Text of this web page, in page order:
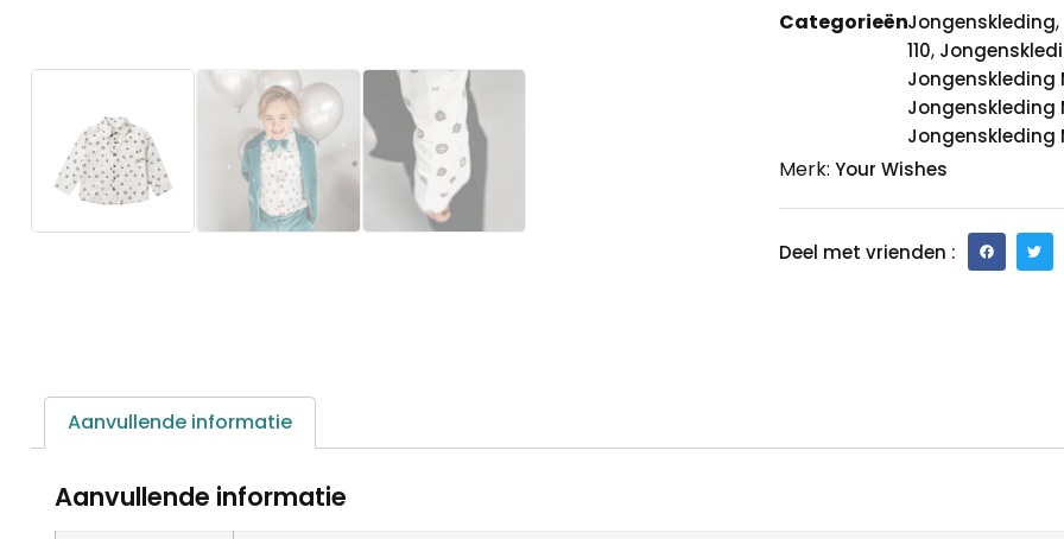
CategorieënJongenskleding,
110,
Jongenskleding
Jongenskleding
Jongenskleding
Merk: Your Wishes
Deel met vrienden :
Aanvullende informatie
Aanvullende informatie